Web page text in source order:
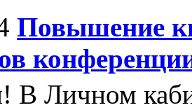
Повышение
В Личном